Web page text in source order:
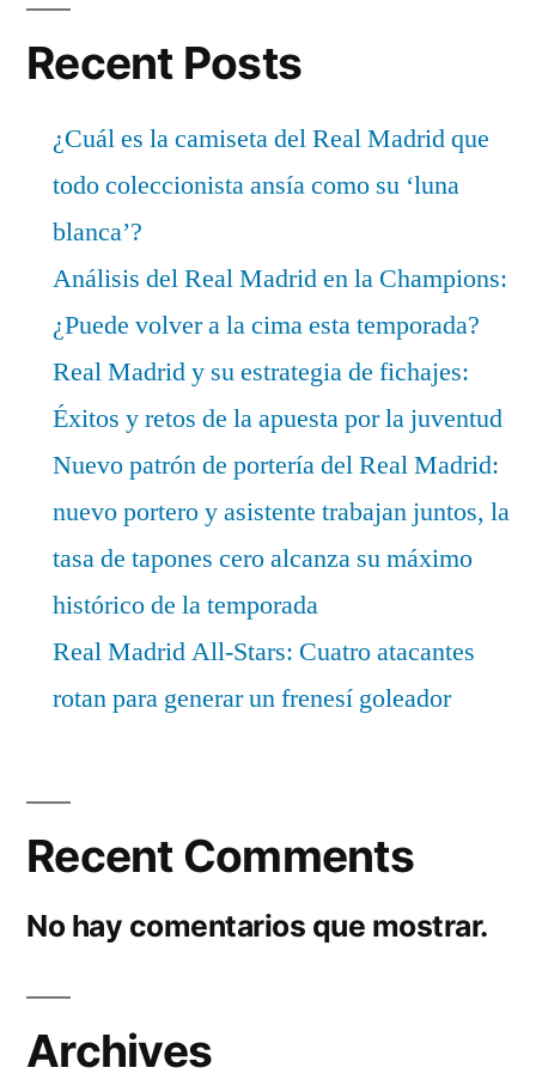
Recent Posts
¿Cuál es la camiseta del Real Madrid que
todo coleccionista ansía como su ‘luna
blanca’?
Análisis del Real Madrid en la Champions:
¿Puede volver a la cima esta temporada?
Real Madrid y su estrategia de fichajes:
Éxitos y retos de la apuesta por la juventud
Nuevo patrón de portería del Real Madrid:
nuevo portero y asistente trabajan juntos, la
tasa de tapones cero alcanza su máximo
histórico de la temporada
Real Madrid All-Stars: Cuatro atacantes
rotan para generar un frenesí goleador
Recent Comments
No hay comentarios que mostrar.
Archives